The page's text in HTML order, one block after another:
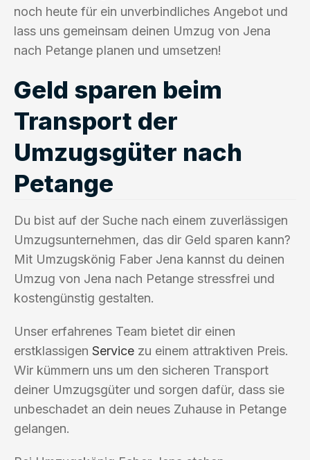
noch heute für ein unverbindliches Angebot und
lass uns gemeinsam deinen Umzug von Jena
nach Petange planen und umsetzen!
Geld sparen beim
Transport der
Umzugsgüter nach
Petange
Du bist auf der Suche nach einem zuverlässigen
Umzugsunternehmen, das dir Geld sparen kann?
Mit Umzugskönig Faber Jena kannst du deinen
Umzug von Jena nach Petange stressfrei und
kostengünstig gestalten.
Unser erfahrenes Team bietet dir einen
erstklassigen Service zu einem attraktiven Preis.
Wir kümmern uns um den sicheren Transport
deiner Umzugsgüter und sorgen dafür, dass sie
unbeschadet an dein neues Zuhause in Petange
gelangen.